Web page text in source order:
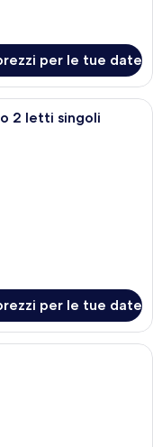
per le tue date
d'albergo con un letto,
2 letti singoli
per le tue date
in piuma, minibar, una